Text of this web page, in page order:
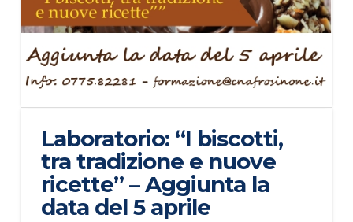
Laboratorio: “I biscotti,
tra tradizione e nuove
ricette” – Aggiunta la
data del 5 aprile